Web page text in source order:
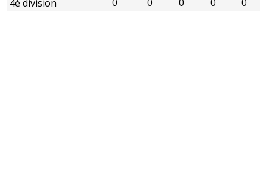
4è division